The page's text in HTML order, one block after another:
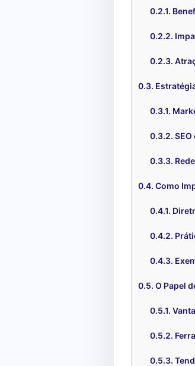
SEO
Como
O Papel